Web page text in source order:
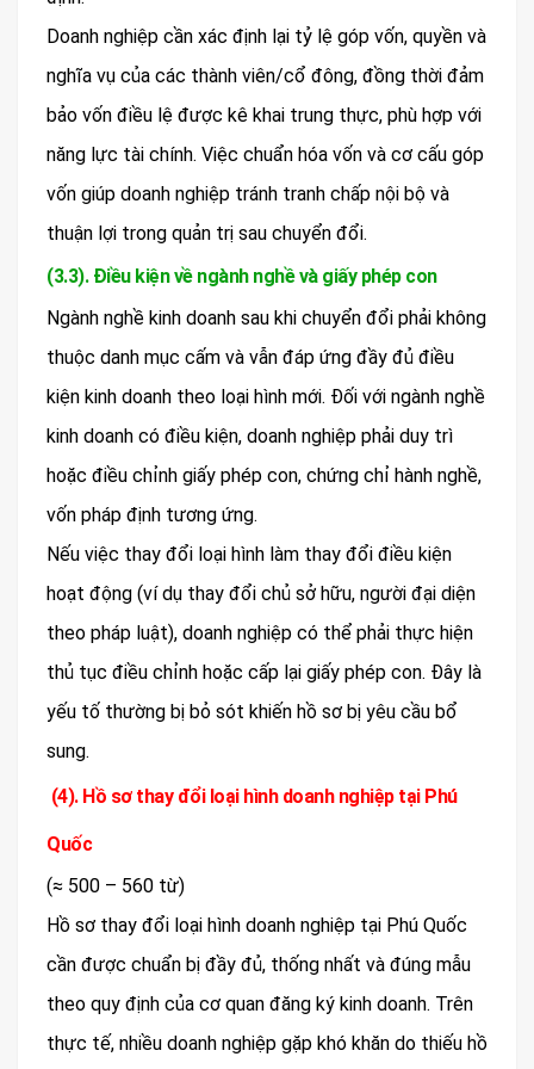
Doanh nghiệp cần xác định lại tỷ lệ góp vốn, quyền và
nghĩa vụ của các thành viên/cổ đông, đồng thời đảm
bảo vốn điều lệ được kê khai trung thực, phù hợp với
năng lực tài chính. Việc chuẩn hóa vốn và cơ cấu góp
vốn giúp doanh nghiệp tránh tranh chấp nội bộ và
thuận lợi trong quản trị sau chuyển đổi.
(3.3). Điều kiện về ngành nghề và giấy phép con
Ngành nghề kinh doanh sau khi chuyển đổi phải không
thuộc danh mục cấm và vẫn đáp ứng đầy đủ điều
kiện kinh doanh theo loại hình mới. Đối với ngành nghề
kinh doanh có điều kiện, doanh nghiệp phải duy trì
hoặc điều chỉnh giấy phép con, chứng chỉ hành nghề,
vốn pháp định tương ứng.
Nếu việc thay đổi loại hình làm thay đổi điều kiện
hoạt động (ví dụ thay đổi chủ sở hữu, người đại diện
theo pháp luật), doanh nghiệp có thể phải thực hiện
thủ tục điều chỉnh hoặc cấp lại giấy phép con. Đây là
yếu tố thường bị bỏ sót khiến hồ sơ bị yêu cầu bổ
sung.
(4). Hồ sơ thay đổi loại hình doanh nghiệp tại Phú
Quốc
(≈ 500 – 560 từ)
Hồ sơ thay đổi loại hình doanh nghiệp tại Phú Quốc
cần được chuẩn bị đầy đủ, thống nhất và đúng mẫu
theo quy định của cơ quan đăng ký kinh doanh. Trên
thực tế, nhiều doanh nghiệp gặp khó khăn do thiếu hồ